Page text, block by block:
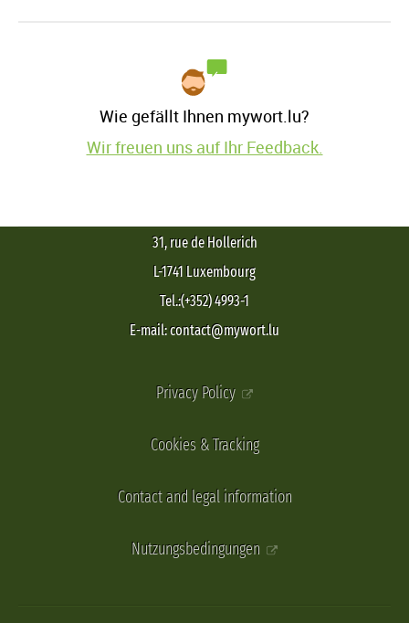
Wie gefällt Ihnen mywort.lu?
Wir freuen uns auf Ihr Feedback.
31, rue de Hollerich
L-1741 Luxembourg
Tel.:(+352) 4993-1
E-mail: contact@mywort.lu
Privacy Policy
Cookies & Tracking
Contact and legal information
Nutzungsbedingungen